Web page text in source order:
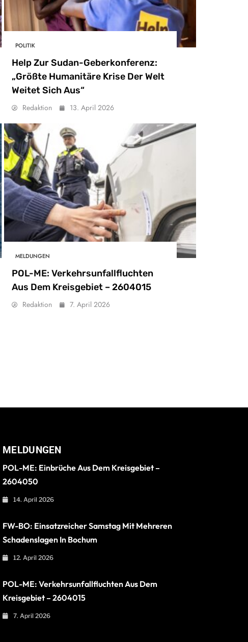
POLITIK
Help Zur Sudan-Geberkonferenz:
„Größte Humanitäre Krise Der Welt
Weitet Sich Aus“
Redaktion 13. April 2026
MELDUNGEN
POL-ME: Verkehrsunfallfluchten
Aus Dem Kreisgebiet – 2604015
Redaktion 7. April 2026
MELDUNGEN
POL-ME: Einbrüche Aus Dem Kreisgebiet –
2604050
14. April 2026
FW-BO: Einsatzreicher Samstag Mit Mehreren
Schadenslagen In Bochum
12. April 2026
POL-ME: Verkehrsunfallfluchten Aus Dem
Kreisgebiet – 2604015
7. April 2026